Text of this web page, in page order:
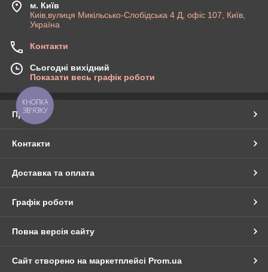
м. Київ
Киів,вулиця Микільсько-Слобідська 4 Д, офіс 107, Київ,
Україна
Контакти
Сьогодні вихідний
Показати весь графік роботи
Про нас
Контакти
Доставка та оплата
Графік роботи
Повна версія сайту
Сайт створено на маркетплейсі Prom.ua
КНОПКА
ЗВ'ЯЗКУ